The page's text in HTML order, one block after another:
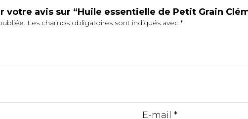
votre avis sur “Huile essentielle de Petit Grain
Les champs obligatoires sont indiqués avec *
E-mail *